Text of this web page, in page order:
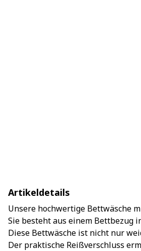
Artikeldetails
Unsere hochwertige Bettwäsche
Sie besteht aus einem Bettbezug
Diese Bettwäsche ist nicht nur
Der praktische Reißverschluss